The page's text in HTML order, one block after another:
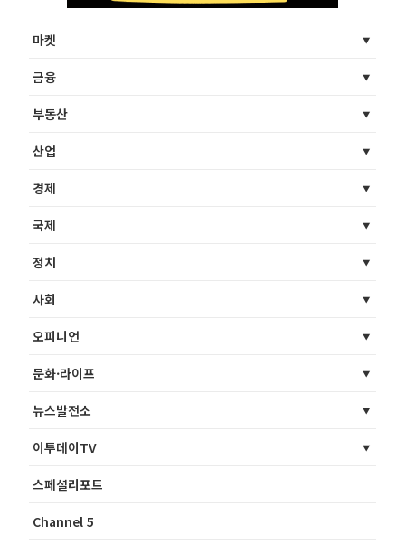
마켓
금융
부동산
산업
경제
국제
정치
사회
오피니언
문화·라이프
뉴스발전소
이투데이TV
스페셜리포트
Channel 5